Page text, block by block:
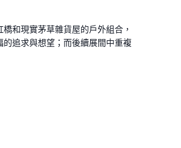
和現實茅草雜貨屋的戶外組合，
追求與想望；而後續展間中重複